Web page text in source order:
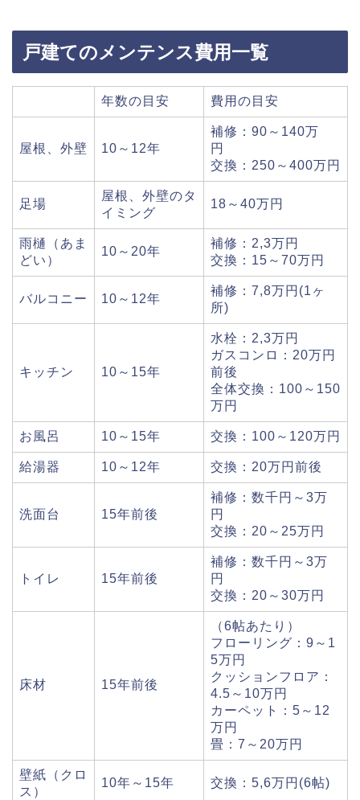
戸建てのメンテンス費用一覧
年数の目安 費用の目安
屋根、外壁 10～12年
補修：90～140万
円
交換：250～400万円
足場
屋根、外壁のタ
イミング
18～40万円
雨樋（あま
どい）
10～20年
補修：2,3万円
交換：15～70万円
バルコニー 10～12年
補修：7,8万円(1ヶ
所)
キッチン 10～15年
水栓：2,3万円
ガスコンロ：20万円
前後
全体交換：100～150
万円
お風呂 10～15年 交換：100～120万円
給湯器 10～12年 交換：20万円前後
洗面台 15年前後
補修：数千円～3万
円
交換：20～25万円
トイレ 15年前後
補修：数千円～3万
円
交換：20～30万円
床材 15年前後
（6帖あたり）
フローリング：9～1
5万円
クッションフロア：
4.5～10万円
カーペット：5～12
万円
畳：7～20万円
壁紙（クロ
ス）
10年～15年 交換：5,6万円(6帖)